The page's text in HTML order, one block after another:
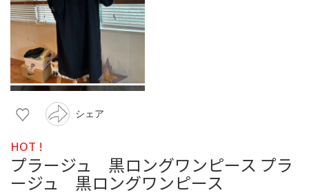
シェア
HOT !
プラージュ 黒ロングワンピース プラ
ージュ 黒ロングワンピース